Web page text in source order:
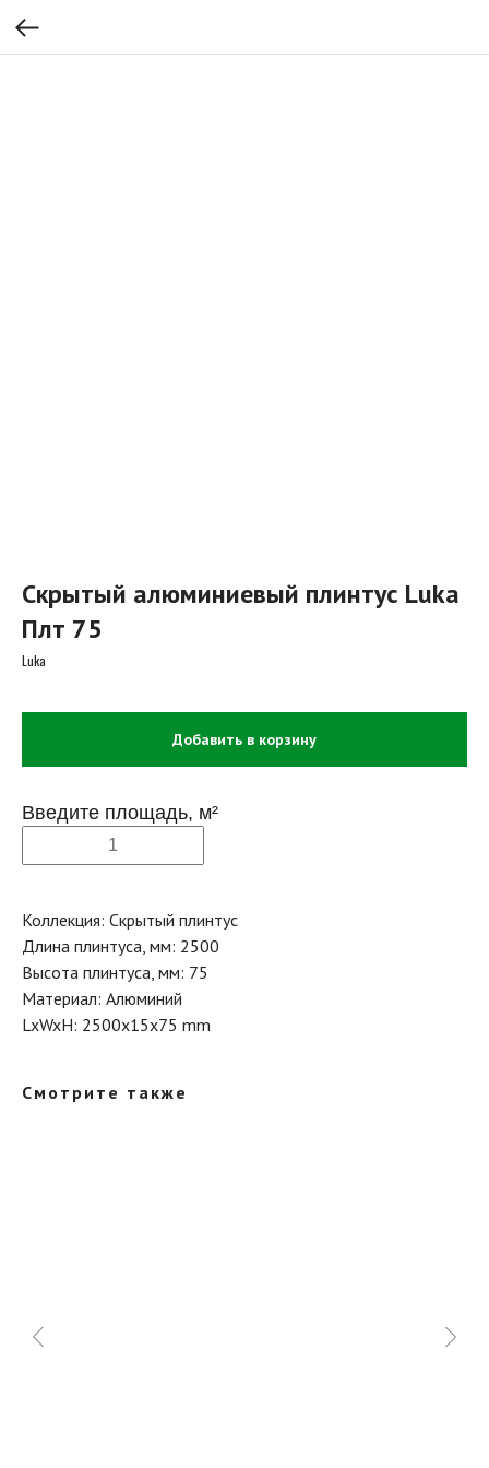
Скрытый алюминиевый плинтус Luka
Плт 75
Luka
Добавить в корзину
Введите площадь, м²
Коллекция: Скрытый плинтус
Длина плинтуса, мм: 2500
Высота плинтуса, мм: 75
Материал: Алюминий
LxWxH: 2500x15x75 mm
Смотрите также